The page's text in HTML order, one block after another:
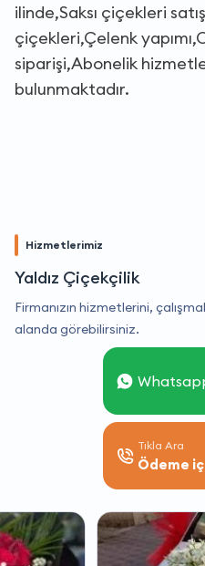
ilinde,Saksı çiçekleri
çiçekleri,Çelenk
siparişi,Abonelik
bulunmaktadır.
Hizmetlerimiz
Yaldız Çiçekçilik
Firmanızın hizmetlerini,
alanda görebilirsiniz.
Tıkla Ara
Ödeme